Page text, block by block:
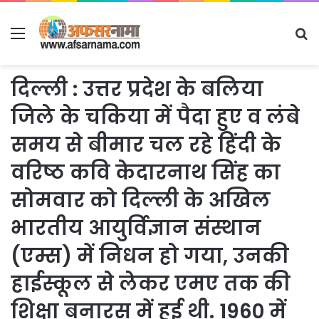
Menu
दिल्ली : उत्तर प्रदेश के बलिया
जिले के चकिया में पैदा हुए व लंबे
समय से बीमार चल रहे हिंदी के
वरिष्ठ कवि केदारनाथ सिंह का
सोमवार को दिल्ली के अखिल
भारतीय आयुर्विज्ञान संस्थान
(एम्स) में निधन हो गया, उनकी
हाईस्कूल से लेकर एमए तक की
शिक्षा बनारस में हुई थी. 1960 में